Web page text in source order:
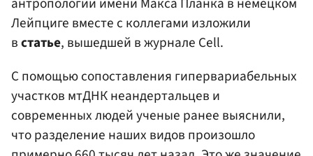
Лейпциге вместе с коллегами изложили
встатье, вышедшей в журнале Cell.
С помощью сопоставления гипервариабельных
участков мтДНК неандертальцев и
современных людей ученые ранее выяснили,
что разделение наших видов произошло